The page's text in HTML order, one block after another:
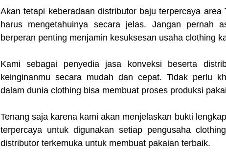
Akan tetapi keberadaan distributor baju terpercaya area
harus mengetahuinya secara jelas. Jangan pernah
berperan penting menjamin kesuksesan usaha clothing
Kami sebagai penyedia jasa konveksi beserta
keinginanmu secara mudah dan cepat. Tidak perlu
dalam dunia clothing bisa membuat proses produksi
Tenang saja karena kami akan menjelaskan bukti
terpercaya untuk digunakan setiap pengusaha
distributor terkemuka untuk membuat pakaian terbaik.